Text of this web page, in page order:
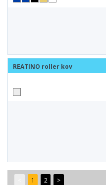
REATINO roller kov
1 2 >